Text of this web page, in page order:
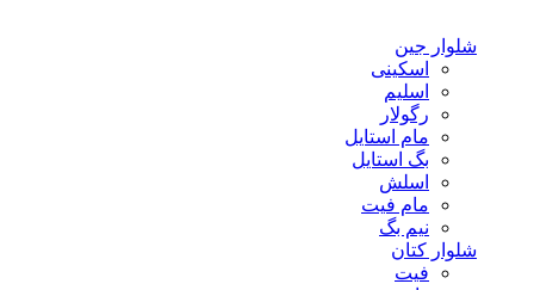
شلوار جین
اسکینی
اسلیم
رگولار
مام استایل
بگ استایل
اسلش
مام فیت
نیم بگ
شلوار کتان
فیت